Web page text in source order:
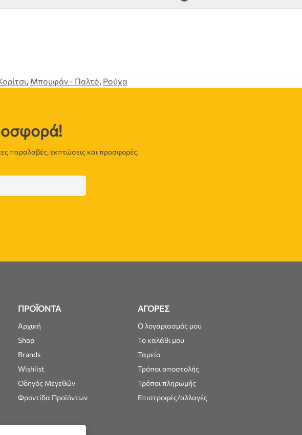
, Μπουφάν - Παλτό, Ρούχα
παραλαβές, εκπτώσεις και προσφορές.
ΠΡΟΪΟΝΤΑ
Αρχική
Shop
Brands
Wishlist
Οδηγός Μεγεθών
Φροντίδα Προϊόντων
ΑΓΟΡΕΣ
Ο λογαριασμός μου
Το καλάθι μου
Ταμείο
Τρόποι αποστολής
Τρόποι πληρωμής
Επιστροφές/αλλαγές